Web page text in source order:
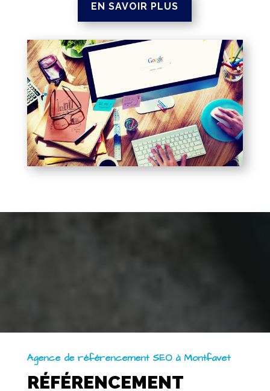
EN SAVOIR PLUS
Agence de référencement SEO à Montfavet
RÉFÉRENCEMENT